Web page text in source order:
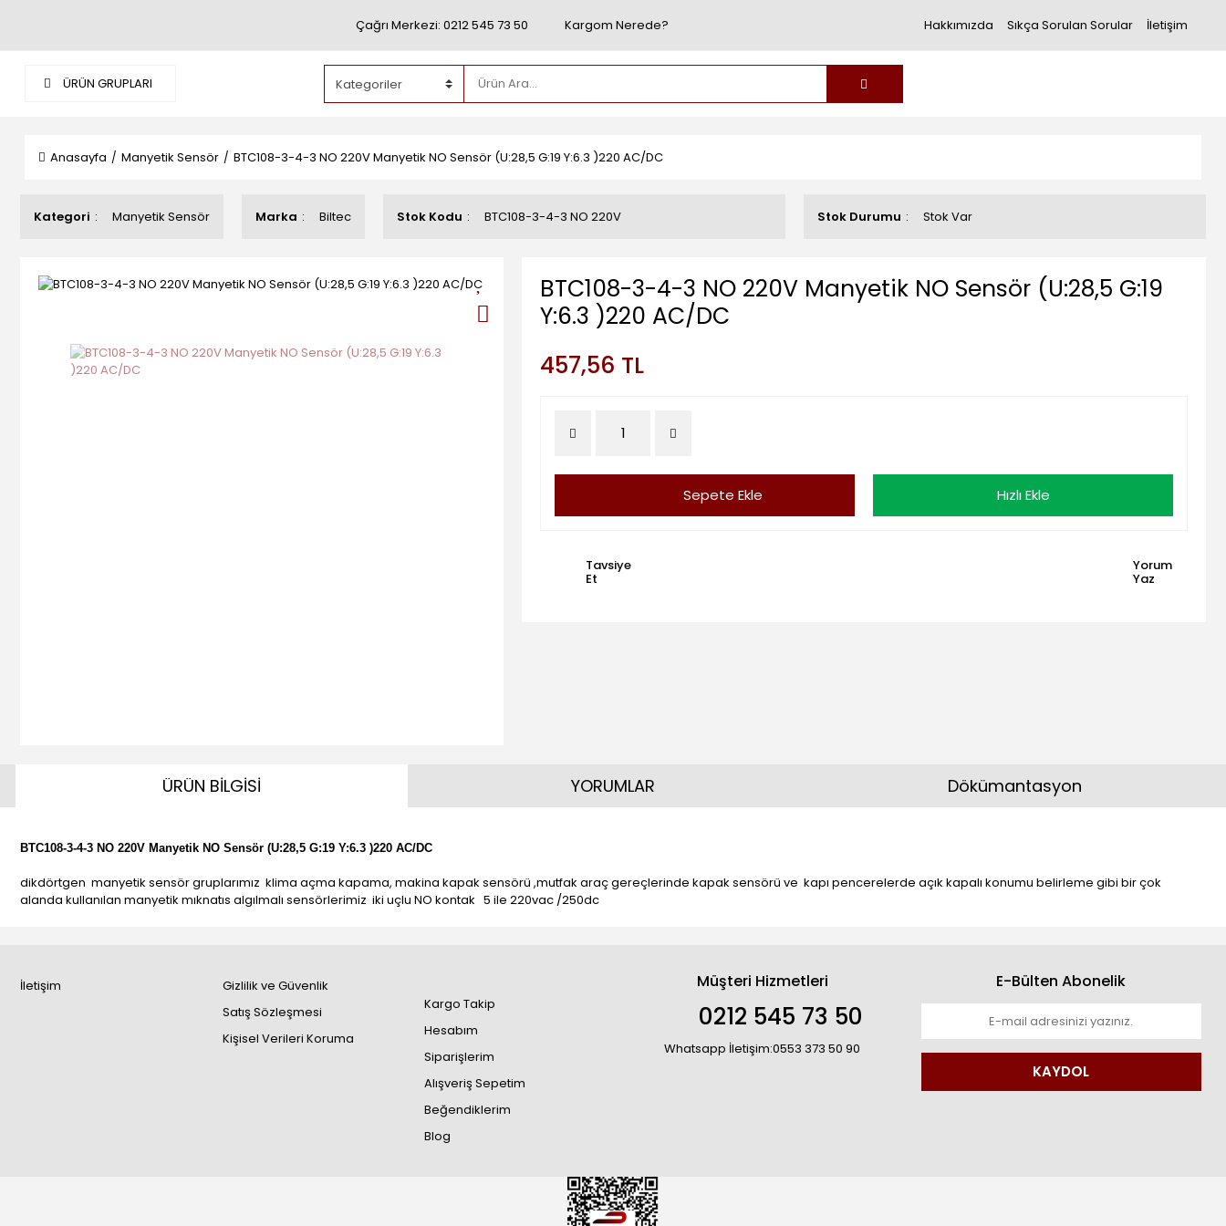
Çağrı Merkezi: 0212 545 73 50 Kargom Nerede? Hakkımızda Sıkça Sorulan Sorular İletişim
ÜRÜN GRUPLARI
Anasayfa Manyetik Sensör BTC108-3-4-3 NO 220V Manyetik NO Sensör (U:28,5 G:19 Y:6.3 )220 AC/DC
Kategori Manyetik Sensör Marka Biltec Stok Kodu BTC108-3-4-3 NO 220V Stok Durumu Stok Var
BTC108-3-4-3 NO 220V Manyetik NO Sensör (U:28,5 G:19
Y:6.3 )220 AC/DC
457,56 TL
Sepete Ekle Hızlı Ekle
Tavsiye
Et
Yorum
Yaz
ÜRÜN BİLGİSİ
BTC108-3-4-3 NO 220V Manyetik NO Sensör (U:28,5 G:19 Y:6.3 )220 AC/DC
dikdörtgen manyetik sensör gruplarımız klima açma kapama, makina kapak sensörü ,mutfak araç gereçlerinde kapak sensörü ve kapı pencerelerde açık kapalı konumu belirleme gibi bir çok
alanda kullanılan manyetik mıknatıs algılmalı sensörlerimiz iki uçlu NO kontak 5 ile 220vac /250dc
YORUMLAR Dökümantasyon
İletişim
Gizlilik ve Güvenlik
Satış Sözleşmesi
Kişisel Verileri Koruma
Kargo Takip
Hesabım
Siparişlerim
Alışveriş Sepetim
Beğendiklerim
Blog
Müşteri Hizmetleri
0212 545 73 50
Whatsapp İletişim:0553 373 50 90
E-Bülten Abonelik
KAYDOL